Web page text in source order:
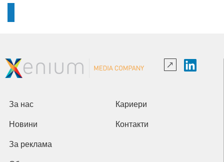
За нас Кариери
Новини Контакти
За реклама